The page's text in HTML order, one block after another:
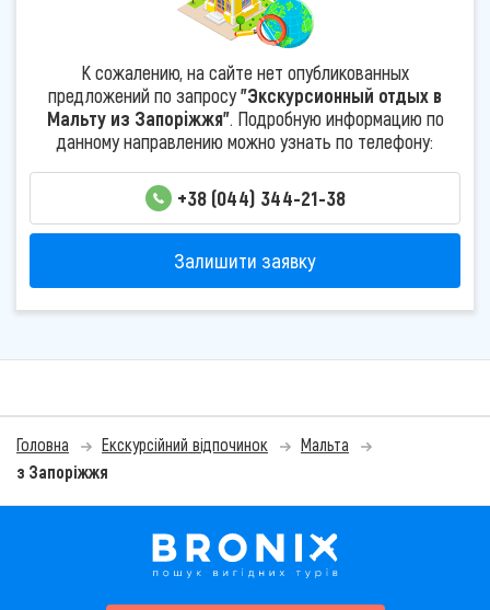
К сожалению, на сайте нет опубликованных
предложений по запросу"Экскурсионный отдых в
Мальту из Запоріжжя". Подробную информацию по
данному направлению можно узнать по телефону:
+38 (044) 344-21-38
Залишити заявку
Головна Екскурсійний відпочинок
Мальта
з Запоріжжя